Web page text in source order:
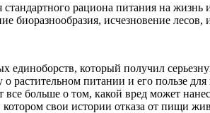
рациона питания на жизнь
биоразнообразия, исчезновение
который получил
растительном питании и его пользе
больше о том, какой вред может
свои истории отказа от пищи